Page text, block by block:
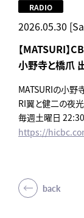
2026.05.30
RADIO
【MATSURI】
小野寺と橋爪
MATSURIの小野
RI翼と健二の夜光
毎週土曜日
https://
back